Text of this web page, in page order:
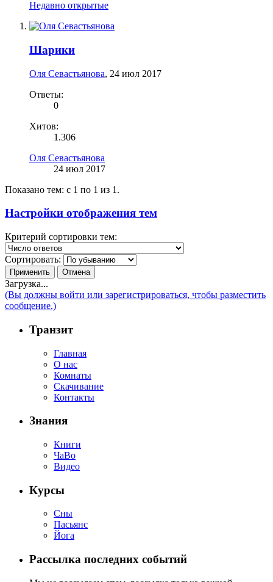
Недавно открытые
Шарики
Оля Севастьянова, 24 июл 2017
Ответы:
0
Хитов:
1.306
Оля Севастьянова
24 июл 2017
Показано тем: с 1 по 1 из 1.
Настройки отображения тем
Критерий сортировки тем:
Сортировать:
Загрузка...
(Вы должны войти или зарегистрироваться, чтобы разместить
сообщение.)
Транзит
Главная
О нас
Комнаты
Скачивание
Контакты
Знания
Книги
ЧаВо
Видео
Курсы
Сны
Пасьянс
Йога
Рассылка последних событий